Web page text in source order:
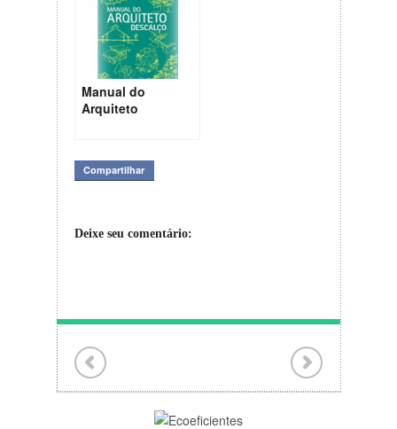
Manual do
Arquiteto
Compartilhar
Deixe seu comentário: